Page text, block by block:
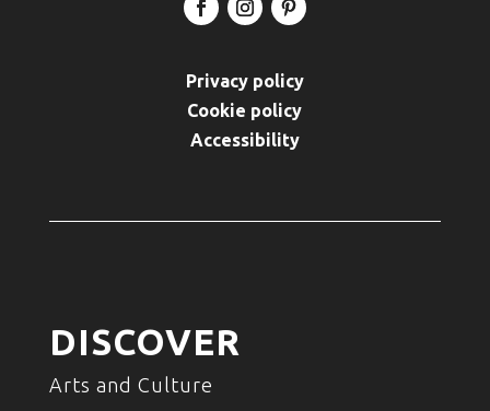
Privacy policy
Cookie policy
Accessibility
DISCOVER
Arts and Culture